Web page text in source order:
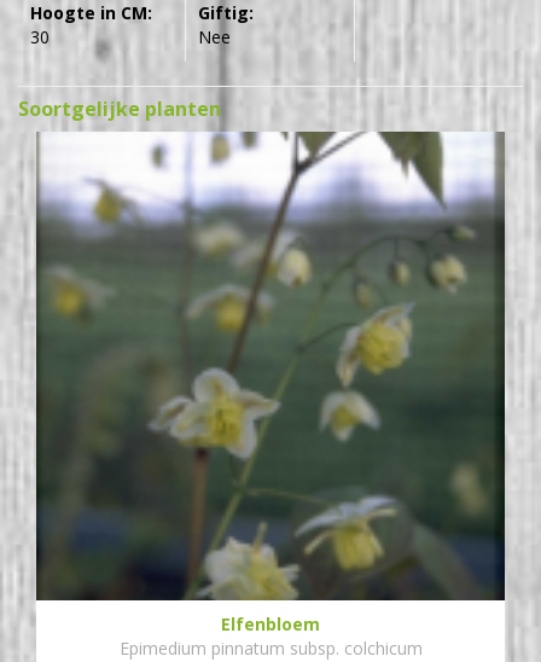
Hoogte in CM:
30
Giftig:
Nee
Soortgelijke planten
Elfenbloem
Epimedium pinnatum subsp. colchicum